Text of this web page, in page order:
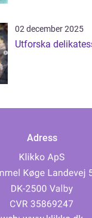
02 december 2025
Utforska
Adress